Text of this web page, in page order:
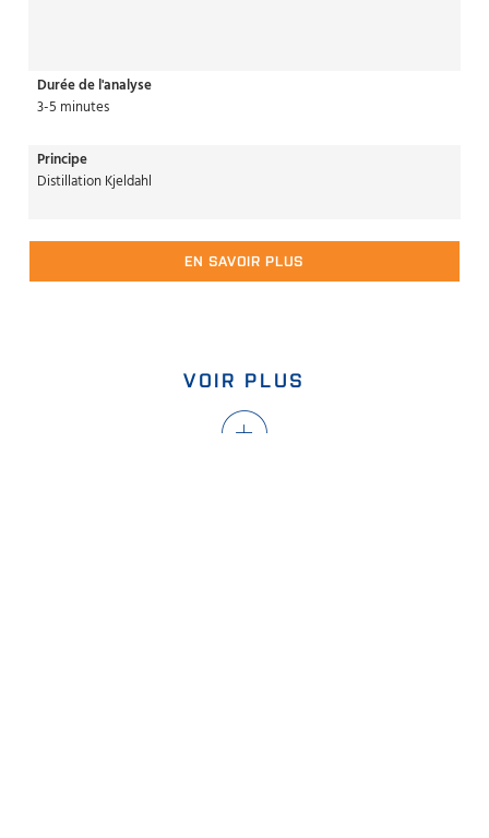
Durée de l'analyse
3-5 minutes
Principe
Distillation Kjeldahl
EN SAVOIR PLUS
VOIR PLUS